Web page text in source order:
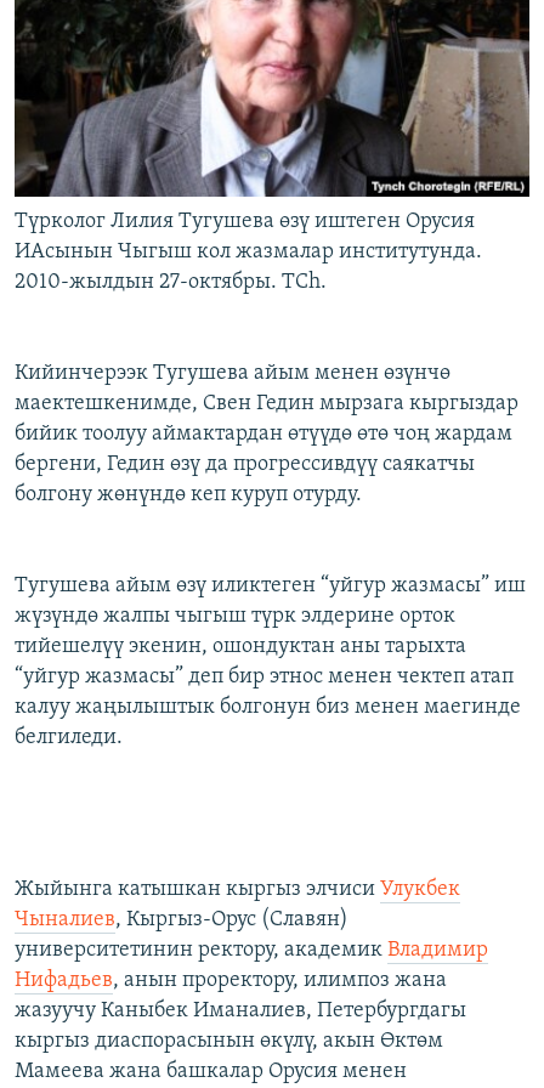
Түрколог Лилия Тугушева өзү иштеген Орусия
ИАсынын Чыгыш кол жазмалар институтунда.
2010-жылдын 27-октябры. TCh.
Кийинчерээк Тугушева айым менен өзүнчө
маектешкенимде, Свен Гедин мырзага кыргыздар
бийик тоолуу аймактардан өтүүдө өтө чоң жардам
бергени, Гедин өзү да прогрессивдүү саякатчы
болгону жөнүндө кеп куруп отурду.
Тугушева айым өзү иликтеген “уйгур жазмасы” иш
жүзүндө жалпы чыгыш түрк элдерине орток
тийешелүү экенин, ошондуктан аны тарыхта
“уйгур жазмасы” деп бир этнос менен чектеп атап
калуу жаңылыштык болгонун биз менен маегинде
белгиледи.
Жыйынга катышкан кыргыз элчиси Улукбек
Чыналиев, Кыргыз-Орус (Славян)
университетинин ректору, академик Владимир
Нифадьев, анын проректору, илимпоз жана
жазуучу Каныбек Иманалиев, Петербургдагы
кыргыз диаспорасынын өкүлү, акын Өктөм
Мамеева жана башкалар Орусия менен